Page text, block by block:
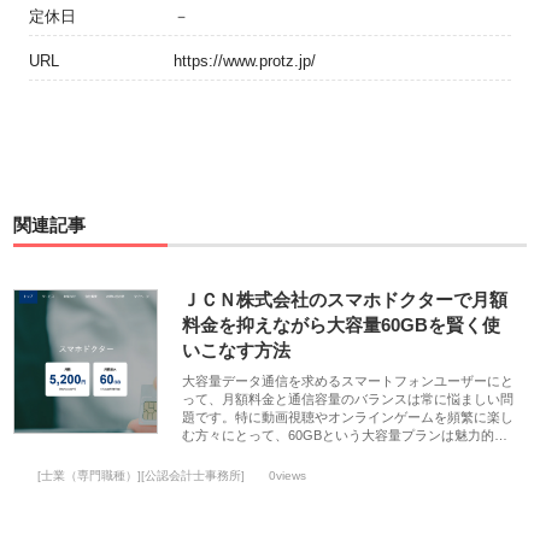
定休日 －
URL https://www.protz.jp/
関連記事
ＪＣＮ株式会社のスマホドクターで月額
料金を抑えながら大容量60GBを賢く使
いこなす方法
大容量データ通信を求めるスマートフォンユーザーにと
って、月額料金と通信容量のバランスは常に悩ましい問
題です。特に動画視聴やオンラインゲームを頻繁に楽し
む方々にとって、60GBという大容量プランは魅力的…
[士業（専門職種）][公認会計士事務所] 0views